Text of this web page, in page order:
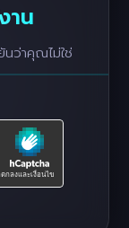
าน
ว่าคุณไม่ใช่